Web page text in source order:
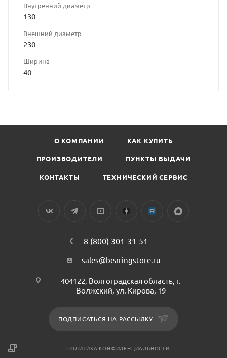
Внутренний диаметр
130
Внешний диаметр
230
Ширина
40
О КОМПАНИИ КАК КУПИТЬ
ПРОИЗВОДИТЕЛИ ПУНКТЫ ВЫДАЧИ
КОНТАКТЫ ТЕХНИЧЕСКИЙ СЕРВИС
8 (800) 301-31-51
sales@bearingstore.ru
404122, Волгоградская область, г.
Волжский, ул. Кирова, 19
ПОДПИСАТЬСЯ НА РАССЫЛКУ
ПОЛИТИКА КОНФИДЕНЦИАЛЬНОСТИ